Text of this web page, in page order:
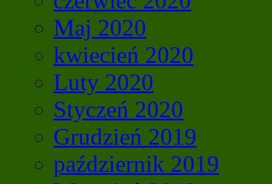
Maj 2020
kwiecień 2020
Luty 2020
Styczeń 2020
Grudzień 2019
październik 2019